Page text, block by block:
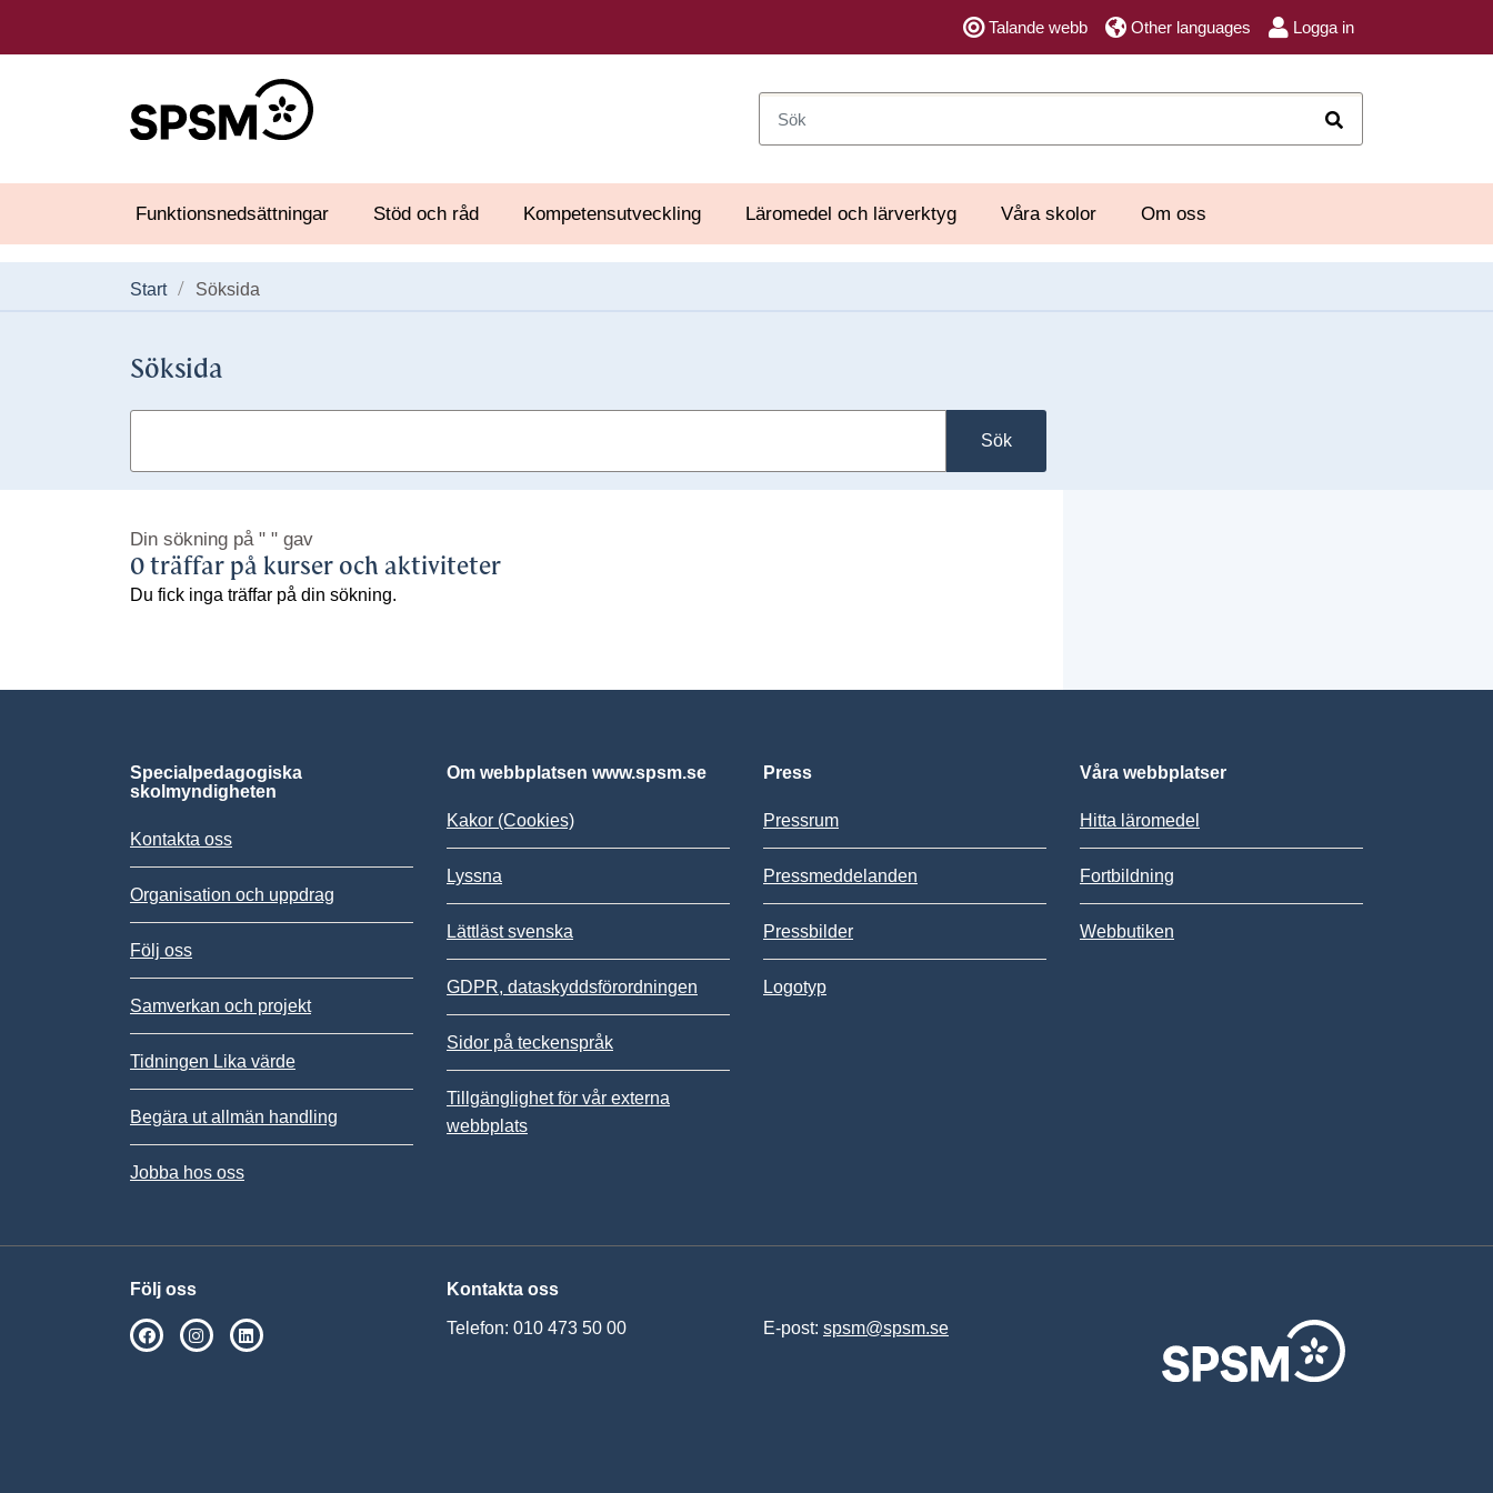
Talande webb Other languages Logga in
Funktionsnedsättningar Stöd och råd Kompetensutveckling Läromedel och lärverktyg Våra skolor Om oss
Start Söksida
Söksida
Sök
Din sökning på " " gav
0 träffar på kurser och aktiviteter
Du fick inga träffar på din sökning.
Specialpedagogiska
skolmyndigheten
Kontakta oss
Organisation och uppdrag
Följ oss
Samverkan och projekt
Tidningen Lika värde
Begära ut allmän handling
Jobba hos oss
Om webbplatsen www.spsm.se
Kakor (Cookies)
Lyssna
Lättläst svenska
GDPR, dataskyddsförordningen
Sidor på teckenspråk
Tillgänglighet för vår externa
webbplats
Press
Pressrum
Pressmeddelanden
Pressbilder
Logotyp
Våra webbplatser
Hitta läromedel
Fortbildning
Webbutiken
Följ oss
SPSM på Facebook
SPSM på Instagram
Kontakta oss
Telefon: 010 473 50 00 E-post: spsm@spsm.se